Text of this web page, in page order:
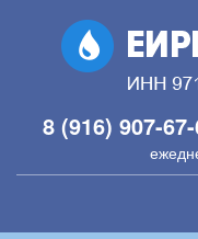
8 (916) 907-